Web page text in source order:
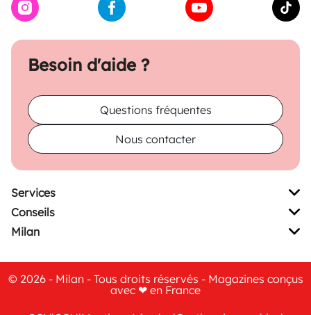
Besoin d'aide ?
Questions fréquentes
Nous contacter
Services
Conseils
Milan
© 2026 - Milan - Tous droits réservés - Magazines conçus
avec ❤ en France